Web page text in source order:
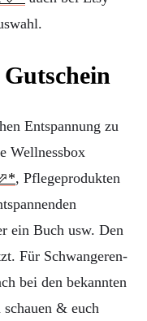
Entspannung zu
Wellnessbox
, Pflegeprodukten
ein Buch usw. Den
Für Schwangeren-
bei den bekannten
& euch